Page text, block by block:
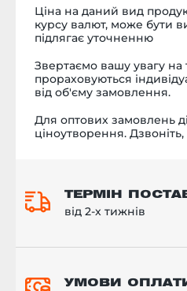
Ціна на даний вид
курсу валют, може бути
підлягає уточненню
Звертаємо вашу увагу на
прораховуються
від об'єму замовлення.
Для оптових замовлень
ціноутворення.
ТЕРМІН
від 2-х тижнів
УМОВИ